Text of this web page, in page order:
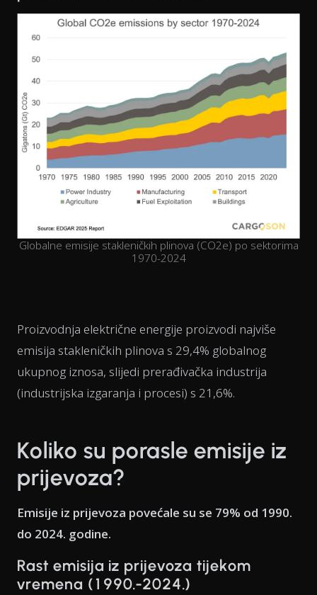
Globalne emisije stakleničkih plinova (CO2e) po sektorima
1970-2024
Proizvodnja električne energije proizvodi najviše
emisija stakleničkih plinova s 29,4% globalnog
ukupnog iznosa, slijedi prerađivačka industrija
(industrijska izgaranja i procesi) s 21,6%.
Koliko su porasle emisije iz
prijevoza?
Emisije iz prijevoza povećale su se 79% od 1990.
do 2024. godine.
Rast emisija iz prijevoza tijekom
vremena (1990.-2024.)